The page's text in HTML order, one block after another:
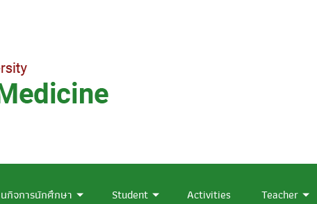
กิจการนักศึกษา Student Activities Teacher